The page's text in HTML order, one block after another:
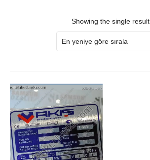
Showing the single result